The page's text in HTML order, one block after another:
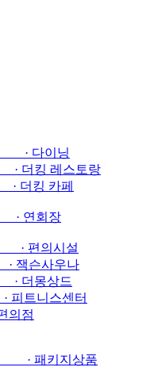
이닝
레스토랑
킹 카페
회장
의시설
잭슨사우나
· 더몽상드
니스센터
점
키지상품